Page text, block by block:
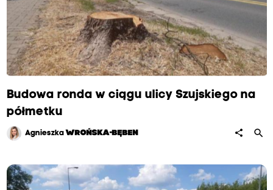
Budowa ronda w ciągu ulicy Szujskiego na
półmetku
AgnieszkaWROŃSKA-BĘBEN share search